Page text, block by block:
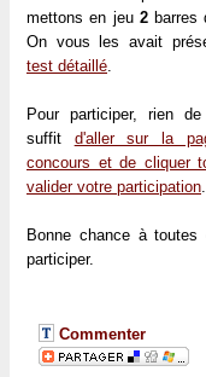
mettons en jeu 2barres
On vous les avait
test détaillé.
Pour participer, rien
suffit d'aller sur la
concours et de cliquer
valider votre participation
Bonne chance à
participer.
Commenter